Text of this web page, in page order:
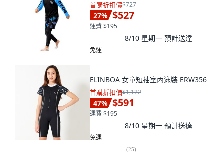
首購折扣價$727
27% $527
運費 $195
8/10 星期一 預計送達
免運
ELINBOA 女童短袖室內泳裝 ERW356
首購折扣價$1,122
47% $591
運費 $195
8/10 星期一 預計送達
免運
(25)